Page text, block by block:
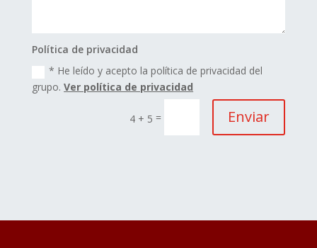
Política de privacidad
* He leído y acepto la política de privacidad del
grupo.Ver política de privacidad
4 + 5 = Enviar